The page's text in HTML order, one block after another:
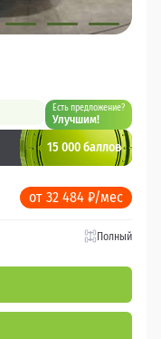
Есть предложение?
Улучшим!
15 000 баллов
от 32 484 ₽/мес
Полный